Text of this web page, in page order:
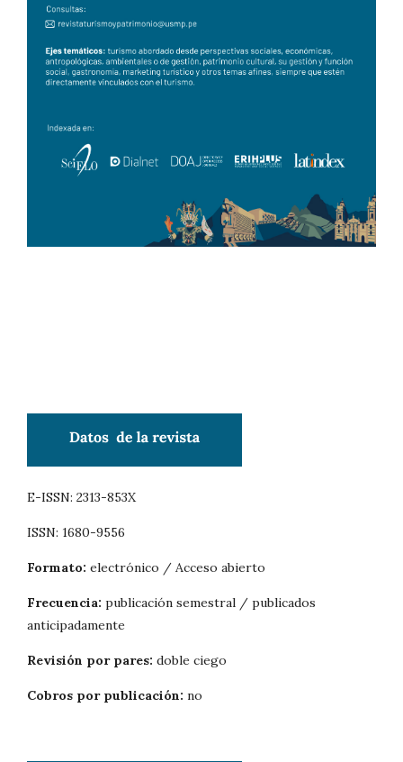
E-ISSN: 2313-853X
ISSN: 1680-9556
Formato: electrónico / Acceso abierto
Frecuencia: publicación semestral / publicados
anticipadamente
Revisión por pares: doble ciego
Cobros por publicación: no